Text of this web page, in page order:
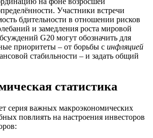
Участники встречи
бдительности в отношении рисков
и замедления роста мировой
G20 могут обозначить для
приоритеты – от борьбы с инфляцией
стабильности – и задать общий
статистика
серия важных макроэкономических
повлиять на настроения инвесторов